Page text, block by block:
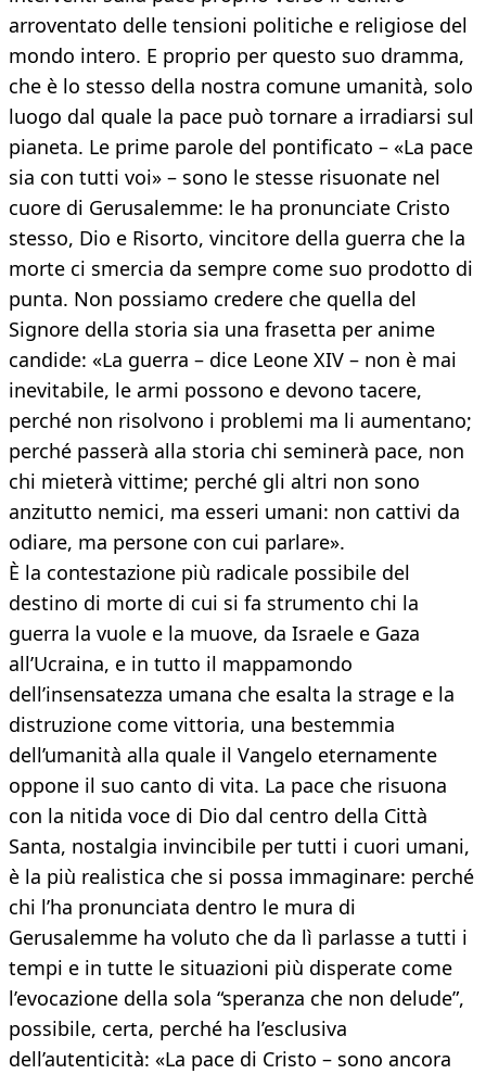
arroventato delle tensioni politiche e religiose del
mondo intero. E proprio per questo suo dramma,
che è lo stesso della nostra comune umanità, solo
luogo dal quale la pace può tornare a irradiarsi sul
pianeta. Le prime parole del pontificato – «La pace
sia con tutti voi» – sono le stesse risuonate nel
cuore di Gerusalemme: le ha pronunciate Cristo
stesso, Dio e Risorto, vincitore della guerra che la
morte ci smercia da sempre come suo prodotto di
punta. Non possiamo credere che quella del
Signore della storia sia una frasetta per anime
candide: «La guerra – dice Leone XIV – non è mai
inevitabile, le armi possono e devono tacere,
perché non risolvono i problemi ma li aumentano;
perché passerà alla storia chi seminerà pace, non
chi mieterà vittime; perché gli altri non sono
anzitutto nemici, ma esseri umani: non cattivi da
odiare, ma persone con cui parlare».
È la contestazione più radicale possibile del
destino di morte di cui si fa strumento chi la
guerra la vuole e la muove, da Israele e Gaza
all’Ucraina, e in tutto il mappamondo
dell’insensatezza umana che esalta la strage e la
distruzione come vittoria, una bestemmia
dell’umanità alla quale il Vangelo eternamente
oppone il suo canto di vita. La pace che risuona
con la nitida voce di Dio dal centro della Città
Santa, nostalgia invincibile per tutti i cuori umani,
è la più realistica che si possa immaginare: perché
chi l’ha pronunciata dentro le mura di
Gerusalemme ha voluto che da lì parlasse a tutti i
tempi e in tutte le situazioni più disperate come
l’evocazione della sola “speranza che non delude”,
possibile, certa, perché ha l’esclusiva
dell’autenticità: «La pace di Cristo – sono ancora